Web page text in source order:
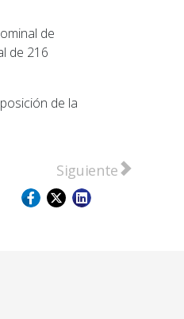
de
de 216
de la
transformación
Artículo siguiente:
Siguiente